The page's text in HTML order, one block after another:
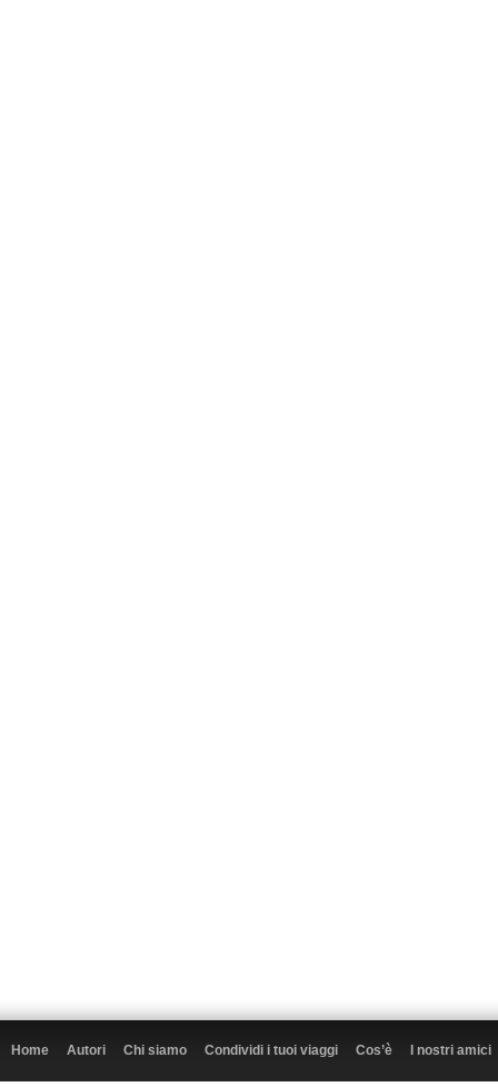
Home Autori Chi siamo Condividi i tuoi viaggi Cos’è I nostri amici